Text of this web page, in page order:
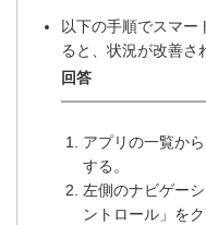
以下の手順でスマー
ると、状況が改善さ
アプリの一覧か
する。
左側のナビゲー
ントロール」をク